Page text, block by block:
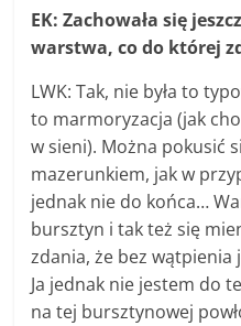
EK: Zachowała się
warstwa, co do której
LWK: Tak, nie była to
to marmoryzacja (jak
w sieni). Można pokusić
mazerunkiem, jak w
jednak nie do końca…
bursztyn i tak też się
zdania, że bez
Ja jednak nie jestem do
na tej bursztynowej